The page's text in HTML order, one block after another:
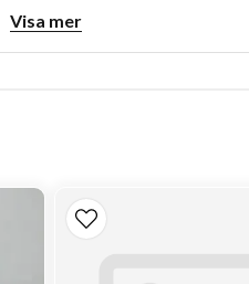
12 micron
Synthetic
Visa mer